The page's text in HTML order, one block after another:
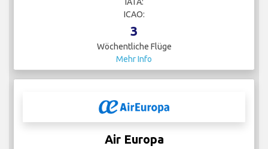
ICAO:
3
Wöchentliche Flüge
Mehr Info
Air Europa